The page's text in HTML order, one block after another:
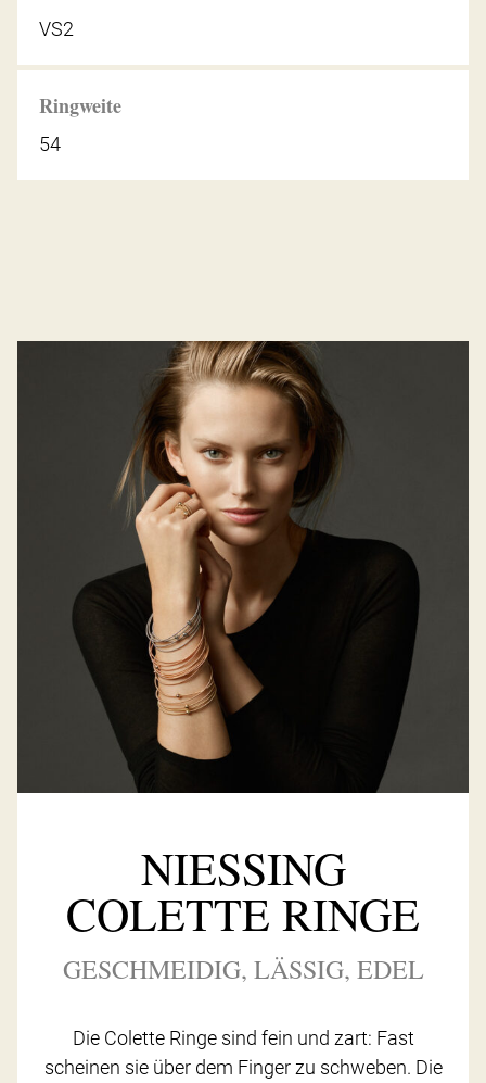
VS2
Ringweite
54
NIESSING
COLETTE RINGE
GESCHMEIDIG, LÄSSIG, EDEL
Die Colette Ringe sind fein und zart: Fast
scheinen sie über dem Finger zu schweben. Die